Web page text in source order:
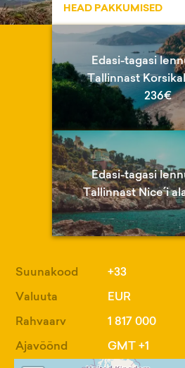
HEAD PAKKUMISED
Edasi-tagasi
Tallinnast
236€
Edasi-tagasi
Tallinnast Nice´i
Suunakood
+33
Valuuta
EUR
Rahvaarv
1 817 000
Ajavöönd
GMT +1